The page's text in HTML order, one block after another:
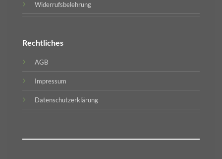
Widerrufsbelehrung
Rechtliches
AGB
Impressum
Datenschutzerklärung